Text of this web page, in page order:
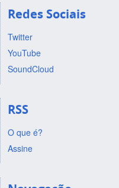
Redes Sociais
Twitter
YouTube
SoundCloud
RSS
O que é?
Assine